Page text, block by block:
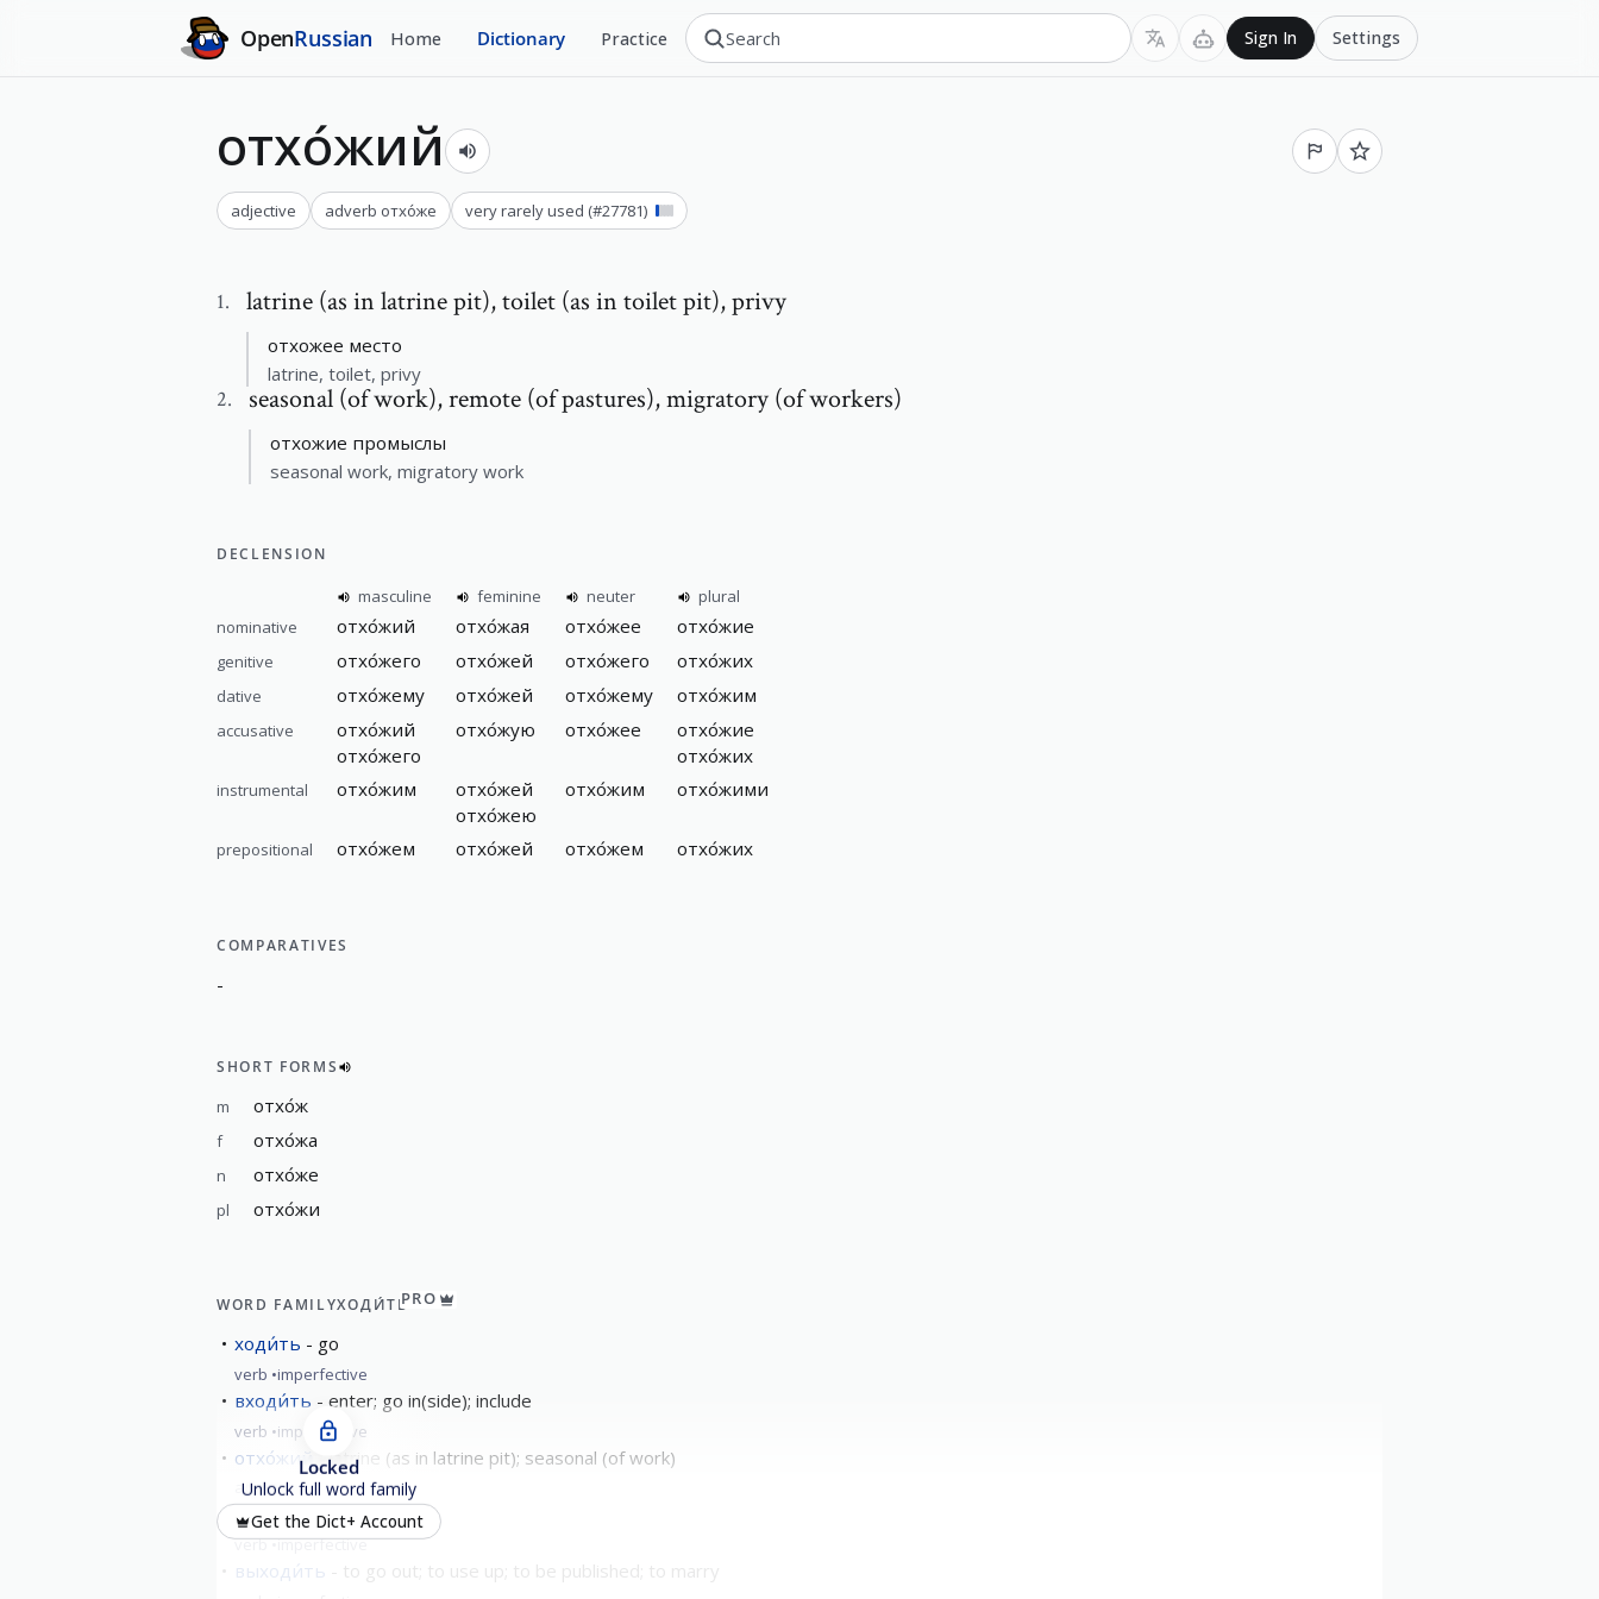
OpenRussian Home Dictionary Practice Sign In Settings
отхо́жий
adjective adverb отхо́же very rarely used (#27781)
1. latrine (as in latrine pit),toilet (as in toilet pit), privy
отхожее место
latrine, toilet, privy
2. seasonal (of work),remote (of pastures), migratory (of workers)
отхожие промыслы
seasonal work, migratory work
DECLENSION
masculine feminine neuter
plural
nominative
отхо́жий отхо́жая отхо́жее отхо́жие
genitive отхо́жего отхо́жей отхо́жего отхо́жих
dative отхо́жему отхо́жей отхо́жему отхо́жим
accusative
отхо́жий
отхо́жего
отхо́жую отхо́жее
отхо́жие
отхо́жих
instrumental отхо́жим
отхо́жей
отхо́жею
отхо́жим отхо́жими
prepositional отхо́жем отхо́жей отхо́жем отхо́жих
COMPARATIVES
-
SHORT FORMS
m отхо́ж
f отхо́жа
n отхо́же
pl отхо́жи
WORD FAMILYХОДИ́ТЬPRO
ходи́ть go
verb imperfective
входи́ть enter; go in(side); include
verb imperfective
отхо́жий latrine (as in latrine pit); seasonal (of work)
adjective
уходи́ть leave
verb imperfective
выходи́ть
Locked
Unlock full word family
Get the Dict+ Account